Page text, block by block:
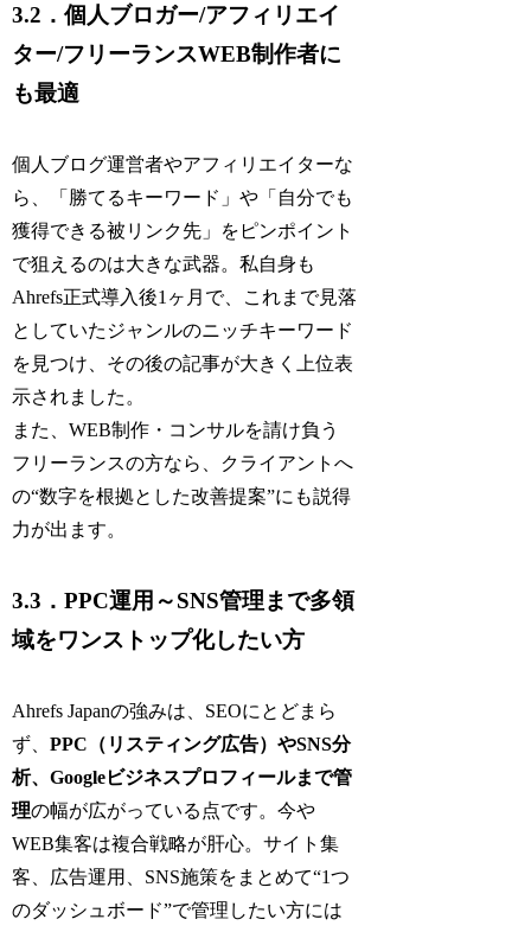
3.2．個人ブロガー/アフィリエイ
ター/フリーランスWEB制作者に
も最適
個人ブログ運営者やアフィリエイターな
ら、「勝てるキーワード」や「自分でも
獲得できる被リンク先」をピンポイント
で狙えるのは大きな武器。私自身も
Ahrefs正式導入後1ヶ月で、これまで見落
としていたジャンルのニッチキーワード
を見つけ、その後の記事が大きく上位表
示されました。
また、WEB制作・コンサルを請け負う
フリーランスの方なら、クライアントへ
の“数字を根拠とした改善提案”にも説得
力が出ます。
3.3．PPC運用～SNS管理まで多領
域をワンストップ化したい方
Ahrefs Japanの強みは、SEOにとどまら
ず、PPC（リスティング広告）やSNS分
析、Googleビジネスプロフィールまで管
理の幅が広がっている点です。今や
WEB集客は複合戦略が肝心。サイト集
客、広告運用、SNS施策をまとめて“1つ
のダッシュボード”で管理したい方には